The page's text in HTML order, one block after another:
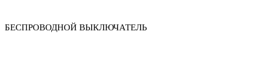
БЕСПРОВОДНОЙ ВЫКЛЮЧАТЕЛЬ